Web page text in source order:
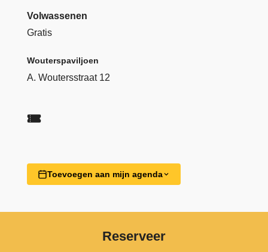
Volwassenen
Gratis
Wouterspaviljoen
A. Woutersstraat 12
Toevoegen aan mijn agenda
Reserveer